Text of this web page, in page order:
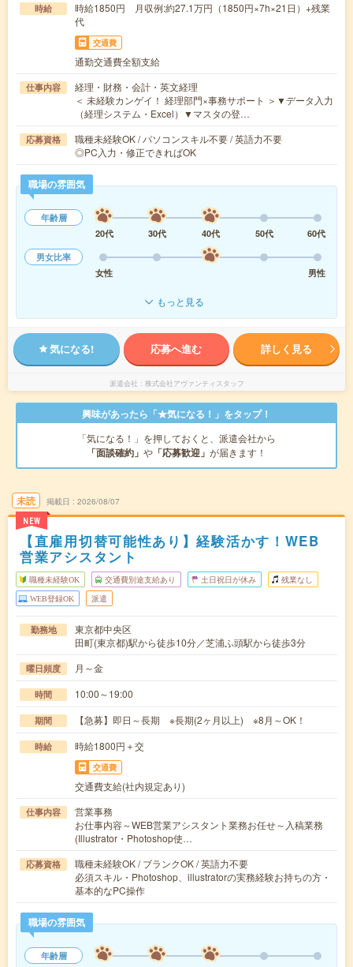
時給
時給1850円 月収例:約27.1万円（1850円×7h×21日）+残業
代
交通費
通勤交通費全額支給
仕事内容
経理・財務・会計・英文経理
＜ 未経験カンゲイ！ 経理部門×事務サポート ＞▼データ入力
（経理システム・Excel）▼マスタの登…
応募資格
職種未経験OK / パソコンスキル不要 / 英語力不要
◎PC入力・修正できればOK
職場の雰囲気
年齢層
20代
30代 40代 50代
60代
男女比率
女性
男性
もっと見る
気になる! 応募へ進む 詳しく見る
派遣会社 株式会社アヴァンティスタッフ
興味があったら「★気になる！」をタップ！
「気になる！」を押しておくと、派遣会社から
「面談確約」 や 「応募歓迎」 が届きます！
未読
NEW
掲載日 2026/08/07
【直雇用切替可能性あり】経験活かす！WEB
営業アシスタント
職種未経験OK 交通費別途支給あり 土日祝日が休み 残業なし
WEB登録OK 派遣
勤務地
東京都中央区
田町(東京都)駅から徒歩10分／芝浦ふ頭駅から徒歩3分
曜日頻度 月～金
時間 10:00～19:00
期間 【急募】即日～長期 ※長期(2ヶ月以上) ※8月～OK！
時給 時給1800円＋交
交通費
交通費支給(社内規定あり)
仕事内容
営業事務
お仕事内容～WEB営業アシスタント業務お任せ～入稿業務
(Illustrator・Photoshop使…
応募資格
職種未経験OK / ブランクOK / 英語力不要
必須スキル・Photoshop、illustratorの実務経験お持ちの方・
基本的なPC操作
職場の雰囲気
年齢層